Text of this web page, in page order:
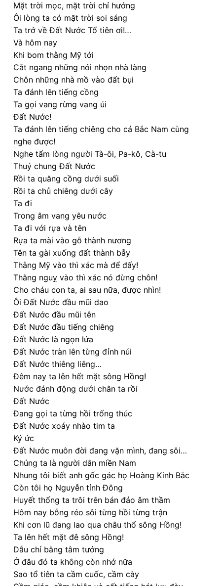
Mặt trời mọc, mặt trời chỉ hướng
Ôi lòng ta có mặt trời soi sáng
Ta trở về Đất Nước Tổ tiên ơi!…
Và hôm nay
Khi bom thằng Mỹ tới
Cắt ngang những nói nhọn nhà làng
Chôn những nhà mồ vào đất bụi
Ta đánh lên tiếng cồng
Ta gọi vang rừng vang úi
Đất Nước!
Ta đánh lên tiếng chiêng cho cả Bắc Nam cùng
nghe được!
Nghe tấm lòng người Tà-ôi, Pa-kô, Cà-tu
Thuỷ chung Đất Nước
Rồi ta quăng cồng dưới suối
Rồi ta chủ chiêng dưới cây
Ta đi
Trong âm vang yêu nước
Ta đi với rựa và tên
Rựa ta mài vào gỗ thành nương
Tên ta gài xuống đất thành bẫy
Thằng Mỹ vào thì xác mà để đấy!
Thằng nguỵ vào thì xác nó đừng chôn!
Cho cháu con ta, ai sau nữa, được nhìn!
Ôi Đất Nước đầu mũi dao
Đất Nước đầu mũi tên
Đất Nước đầu tiếng chiêng
Đất Nước là ngọn lửa
Đất Nước tràn lên từng đỉnh núi
Đất Nước thiêng liêng…
Đêm nay ta lên hết mặt sông Hồng!
Nước đánh động dưới chân ta rồi
Đất Nước
Đang gọi ta từng hồi trống thúc
Đất Nước xoáy nhào tim ta
Ký ức
Đất Nước muôn đời đang vặn mình, đang sôi…
Chúng ta là người dân miền Nam
Nhung tôi biết anh gốc gác họ Hoàng Kinh Bắc
Còn tôi họ Nguyễn tỉnh Đông
Huyết thống ta trôi trên bán đảo âm thầm
Hôm nay bỗng réo sôi từng hồi từng trận
Khi cơn lũ đang lao qua châu thổ sông Hồng!
Ta lên hết mặt đê sông Hồng!
Dẫu chỉ bằng tâm tưởng
Ở đâu đó ta không còn nhớ nữa
Sao tổ tiên ta cầm cuốc, cầm cày